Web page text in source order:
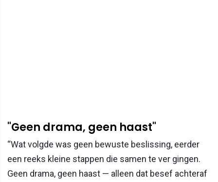
"Geen drama, geen haast"
“Wat volgde was geen bewuste beslissing, eerder
een reeks kleine stappen die samen te ver gingen.
Geen drama, geen haast — alleen dat besef achteraf